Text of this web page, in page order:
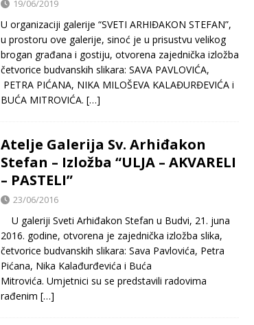
19/06/2019
U organizaciji galerije “SVETI ARHIĐAKON STEFAN”,
u prostoru ove galerije, sinoć je u prisustvu velikog
brogan građana i gostiju, otvorena zajednička izložba
četvorice budvanskih slikara: SAVA PAVLOVIĆA,
PETRA PIĆANA, NIKA MILOŠEVA KALAĐURĐEVIĆA i
BUĆA MITROVIĆA. […]
Atelje Galerija Sv. Arhiđakon
Stefan – Izložba “ULJA – AKVARELI
– PASTELI”
23/06/2016
U galeriji Sveti Arhiđakon Stefan u Budvi, 21. juna
2016. godine, otvorena je zajednička izložba slika,
četvorice budvanskih slikara: Sava Pavlovića, Petra
Pićana, Nika Kalađurđevića i Buća
Mitrovića. Umjetnici su se predstavili radovima
rađenim […]